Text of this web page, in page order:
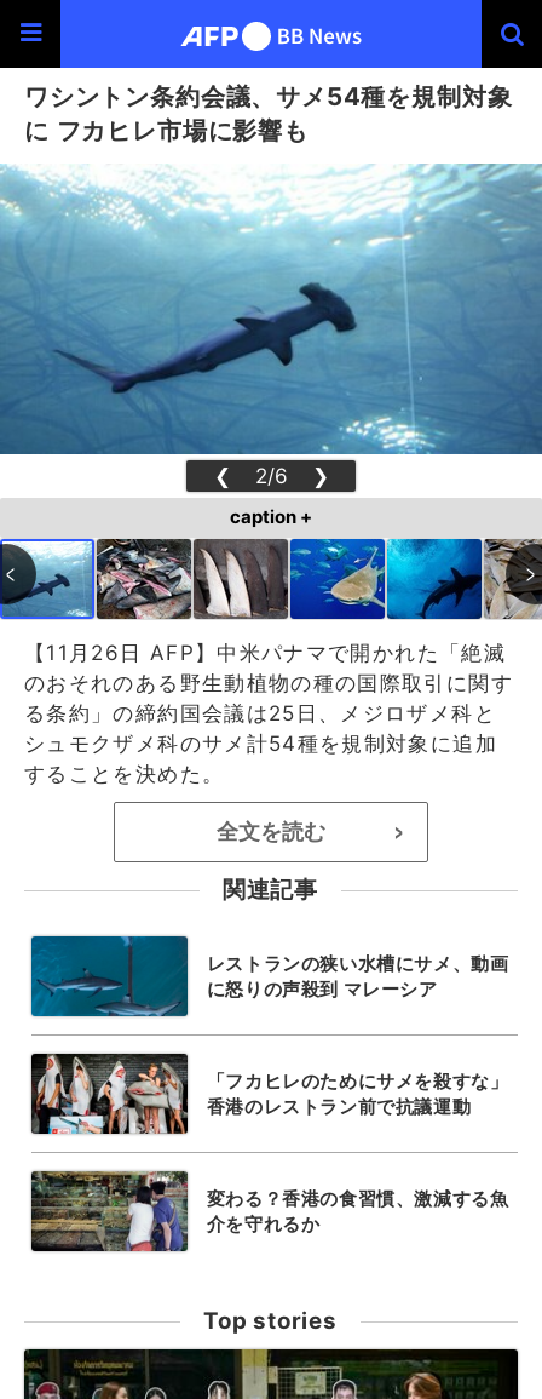
ワシントン条約会議、サメ54種を規制対象
に フカヒレ市場に影響も
❮ 2/6 ❯
caption +
【11月26日 AFP】中米パナマで開かれた「絶滅
のおそれのある野生動植物の種の国際取引に関す
る条約」の締約国会議は25日、メジロザメ科と
シュモクザメ科のサメ計54種を規制対象に追加
することを決めた。
全文を読む >
関連記事
レストランの狭い水槽にサメ、動画
に怒りの声殺到 マレーシア
「フカヒレのためにサメを殺すな」
香港のレストラン前で抗議運動
変わる？香港の食習慣、激減する魚
介を守れるか
Top stories